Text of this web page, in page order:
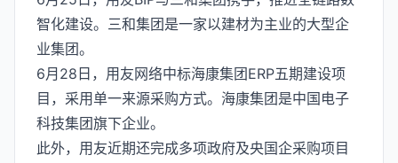
智化建设。三和集团是一家以建材为主业的大型企
业集团。
6月28日，用友网络中标海康集团ERP五期建设项
目，采用单一来源采购方式。海康集团是中国电子
科技集团旗下企业。
此外，用友近期还完成多项政府及央国企采购项目